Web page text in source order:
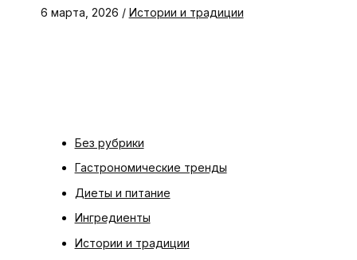
6 марта, 2026 / Истории и традиции
Без рубрики
Гастрономические тренды
Диеты и питание
Ингредиенты
Истории и традиции